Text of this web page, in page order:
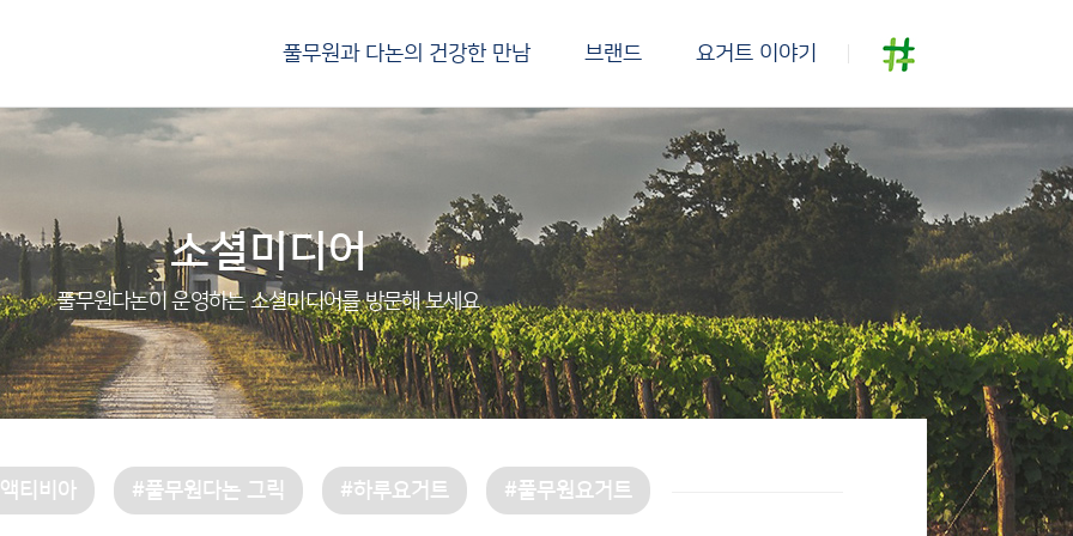
풀무원과 다논의 건강한 만남 브랜드 요거트 이야기
소셜미디어
풀무원다논이 운영하는 소셜미디어를 방문해 보세요
티비아 #풀무원다논 그릭 #하루요거트 #풀무원요거트